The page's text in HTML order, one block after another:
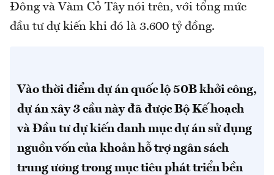
Đông và Vàm Cỏ Tây nói trên, với tổng mức
đầu tư dự kiến khi đó là 3.600 tỷ đồng.
Vào thời điểm dự án quốc lộ 50B khởi công,
dự án xây 3 cầu này đã được Bộ Kế hoạch
và Đầu tư dự kiến danh mục dự án sử dụng
nguồn vốn của khoản hỗ trợ ngân sách
trung ương trong mục tiêu phát triển bền